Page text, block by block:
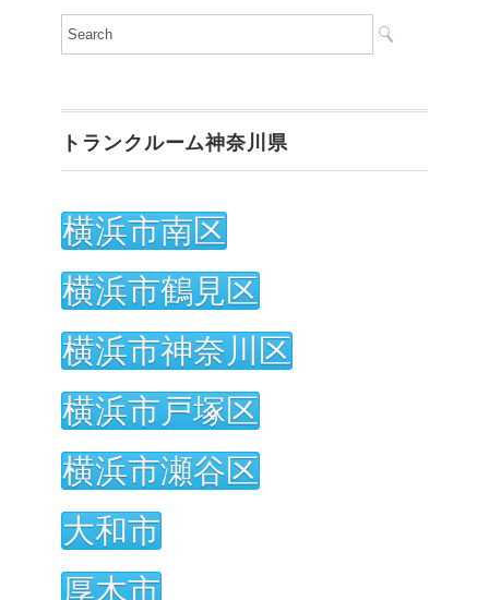
トランクルーム神奈川県
横浜市南区
横浜市鶴見区
横浜市神奈川区
横浜市戸塚区
横浜市瀬谷区
大和市
厚木市